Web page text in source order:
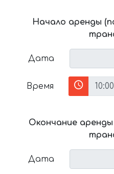
Начало аренды
Дата
Время
Окончание
Дата